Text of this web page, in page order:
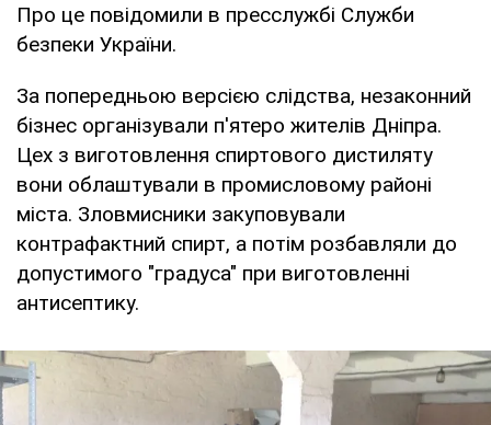
Про це повідомили в пресслужбі Служби
безпеки України.
За попередньою версією слідства, незаконний
бізнес організували п'ятеро жителів Дніпра.
Цех з виготовлення спиртового дистиляту
вони облаштували в промисловому районі
міста. Зловмисники закуповували
контрафактний спирт, а потім розбавляли до
допустимого "градуса" при виготовленні
антисептику.